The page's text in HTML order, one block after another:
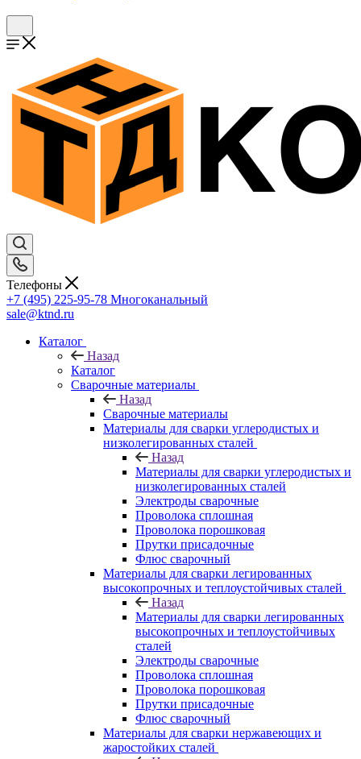
Телефоны
+7 (495) 225-95-78 Многоканальный
sale@ktnd.ru
Каталог
Назад
Каталог
Сварочные материалы
Назад
Сварочные материалы
Материалы для сварки углеродистых и
низколегированных сталей
Назад
Материалы для сварки углеродистых и
низколегированных сталей
Электроды сварочные
Проволока сплошная
Проволока порошковая
Прутки присадочные
Флюс сварочный
Материалы для сварки легированных
высокопрочных и теплоустойчивых сталей
Назад
Материалы для сварки легированных
высокопрочных и теплоустойчивых
сталей
Электроды сварочные
Проволока сплошная
Проволока порошковая
Прутки присадочные
Флюс сварочный
Материалы для сварки нержавеющих и
жаростойких сталей